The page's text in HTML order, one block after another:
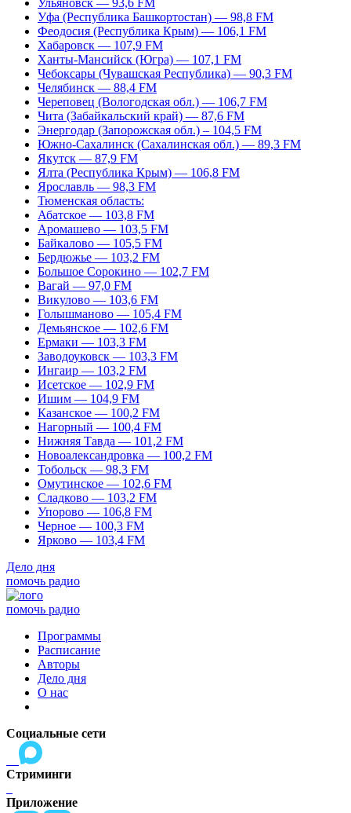
Ульяновск — 93,6 FM
Уфа (Республика Башкортостан) — 98,8 FM
Феодосия (Республика Крым) — 106,1 FM
Хабаровск — 107,9 FM
Ханты-Мансийск (Югра) — 107,1 FM
Чебоксары (Чувашская Республика) — 90,3 FM
Челябинск — 88,4 FM
Череповец (Вологодская обл.) — 106,7 FM
Чита (Забайкальский край) — 87,6 FM
Энергодар (Запорожская обл.) – 104,5 FM
Южно-Сахалинск (Сахалинская обл.) — 89,3 FM
Якутск — 87,9 FM
Ялта (Республика Крым) — 106,8 FM
Ярославль — 98,3 FM
Тюменская область:
Абатское — 103,8 FM
Аромашево — 103,5 FM
Байкалово — 105,5 FM
Бердюжье — 103,2 FM
Большое Сорокино — 102,7 FM
Вагай — 97,0 FM
Викулово — 103,6 FM
Голышманово — 105,4 FM
Демьянское — 102,6 FM
Ермаки — 103,3 FM
Заводоуковск — 103,3 FM
Ингаир — 103,2 FM
Исетское — 102,9 FM
Ишим — 104,9 FM
Казанское — 100,2 FM
Нагорный — 100,4 FM
Нижняя Тавда — 101,2 FM
Новоалександровка — 100,2 FM
Тобольск — 98,3 FM
Омутинское — 102,6 FM
Сладково — 103,2 FM
Упорово — 106,8 FM
Черное — 100,3 FM
Ярково — 103,4 FM
Дело дня
помочь радио
помочь радио
Программы
Расписание
Авторы
Дело дня
О нас
Социальные сети
Стриминги
Приложение